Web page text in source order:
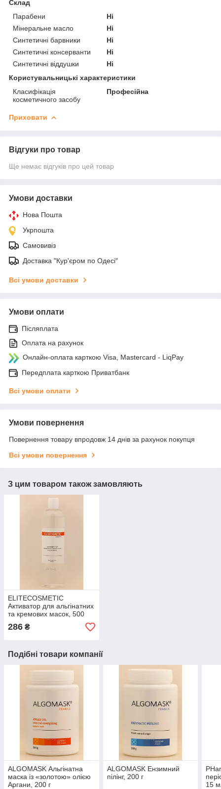
Склад
Парабени
Ні
Мінеральне масло
Ні
Синтетичні барвники
Ні
Синтетичні консерванти
Ні
Синтетичні віддушки
Ні
Користувальницькі характеристики
Класифікація
косметичного засобу
Професійна
Приховати
Відгуки про товар
Ще немає відгуків про цей товар
Умови доставки
Нова Пошта
Укрпошта
Самовивіз
Доставка "Кур'єром по Одесі"
Всі умови доставки
Умови оплати
Післяплата
Оплата на рахунок
Онлайн-оплата карткою Visa, Mastercard - LiqPay
Передплата карткою Приватбанк
Всі умови оплати
Умови повернення
Повернення товару впродовж 14 днів за рахунок покупця
Всі умови повернення
З цим товаром також замовляють
ELITECOSMETIC
Активатор для альгінатних
та кремових масок, 500
мл
286 ₴
Подібні товари компанії
ALGOMASK Альгінатна
маска із «золотою» олією
Аргани, 200 г
ALGOMASK Ензимний
пілінг, 200 г
15